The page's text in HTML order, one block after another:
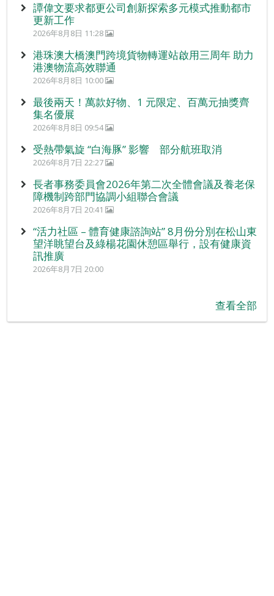
譚偉文要求都更公司創新探索多元模式推動都市
更新工作
2026年8月8日 11:28
港珠澳大橋澳門跨境貨物轉運站啟用三周年 助力
港澳物流高效聯通
2026年8月8日 10:00
最後兩天！萬款好物、1 元限定、百萬元抽獎齊
集名優展
2026年8月8日 09:54
受熱帶氣旋 “白海豚” 影響 部分航班取消
2026年8月7日 22:27
長者事務委員會2026年第二次全體會議及養老保
障機制跨部門協調小組聯合會議
2026年8月7日 20:41
“活力社區 – 體育健康諮詢站” 8月份分別在松山東
望洋眺望台及綠楊花園休憩區舉行，設有健康資
訊推廣
2026年8月7日 20:00
查看全部